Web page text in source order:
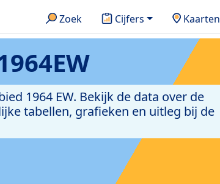
Zoek Cijfers Kaarten
1964 EW. Bekijk de data over de
tabellen, grafieken en uitleg bij de